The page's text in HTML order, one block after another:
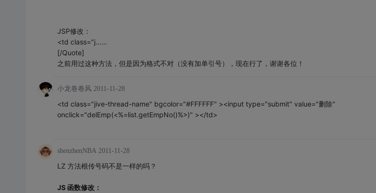
JSP修改：
<td class="j……
[/Quote]
之前用过这种方法，但是因为格式不对（没有加单引号），现在行了，谢谢各位！
小龙卷卷风 2011-11-28
<td class="jive-thread-name" bgcolor="#FFFFFF" ><input type="submit" value="删除"
onclick="delEmp(<%=list.getEmpNo()%>)" ></td>
shenzhenNBA 2011-11-28
LZ 方法根传号码不是一样的吗？
JS 函数修改：